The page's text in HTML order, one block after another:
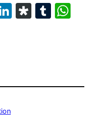
LinkedIn
Diaspora